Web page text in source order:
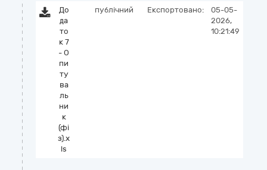
До
да
то
к 7
- О
пи
ту
ва
ль
ни
к
(фі
з).x
ls
публічний Експортовано:
05-05-
2026,
10:21:49